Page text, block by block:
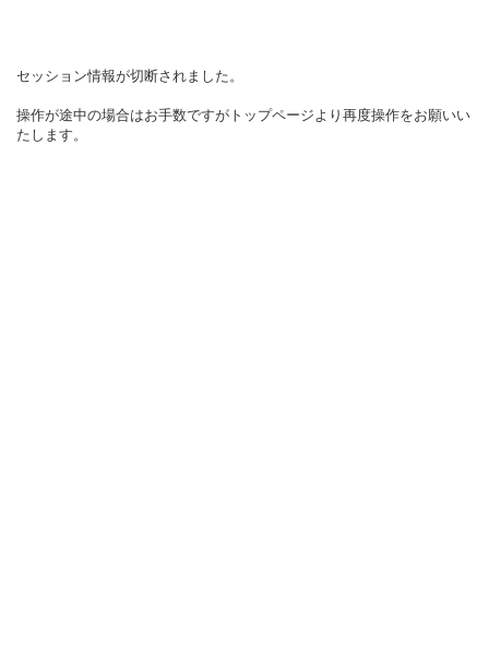
セッション情報が切断されました。
操作が途中の場合はお手数ですがトップページより再度操作をお願いい
たします。